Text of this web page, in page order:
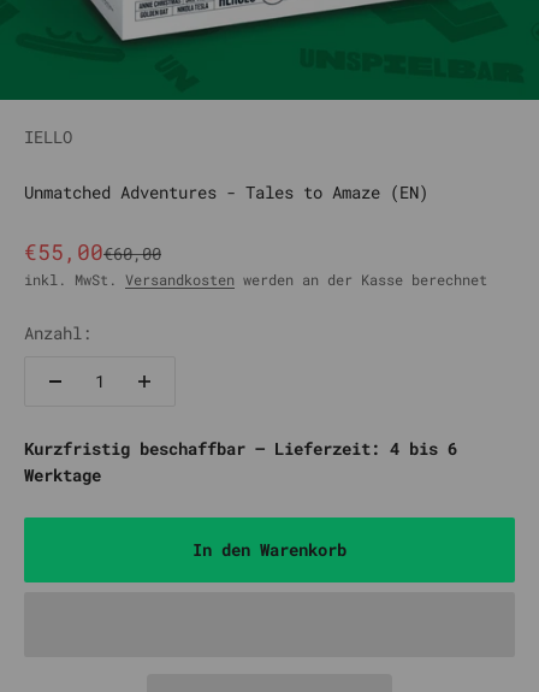
IELLO
Unmatched Adventures - Tales to Amaze (EN)
Angebot
€55,00Regulärer Preis
€60,00
inkl. MwSt. Versandkosten werden an der Kasse berechnet
Anzahl:
Kurzfristig beschaffbar – Lieferzeit: 4 bis 6
Werktage
In den Warenkorb